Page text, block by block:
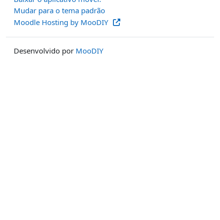
Mudar para o tema padrão
Moodle Hosting by MooDIY
Desenvolvido por MooDIY